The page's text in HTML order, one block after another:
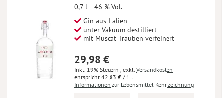
0,7 l
46 % Vol.
Gin aus Italien
unter Vakuum destilliert
mit Muscat Trauben verfeinert
29,98 €
Inkl. 19% Steuern , exkl. Versandkosten
42,83 € / 1 l
Informationen zur Lebensmittel Kennzeichnung